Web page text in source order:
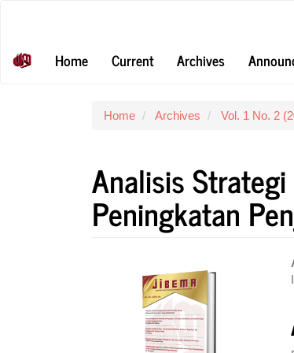
ContentHome
Current Archives
Home Archives Vol. 1 No. 2
Analisis
Peningkatan
Article
Sidebar